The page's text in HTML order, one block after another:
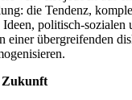
die Tendenz,
politisch-sozialen
einer übergreifenden
Zukunft